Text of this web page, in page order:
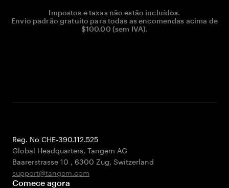
Impostos e taxas não estão incluídos.
Envio padrão gratuito para todas as encomendas acima de
$100.00 (sem IVA).
Reg. No CHE-390.112.525
Global Headquarters, Tangem AG
Baarerstrasse 10 , 6300 Zug, Switzerland
support@tangem.com
Comece agora